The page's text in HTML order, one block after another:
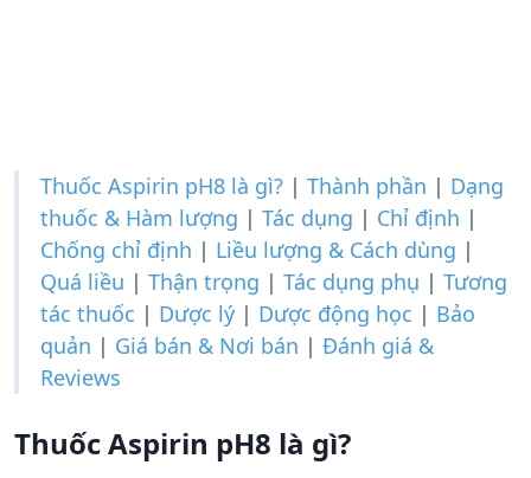
Thuốc Aspirin pH8 là gì? | Thành phần | Dạng
thuốc & Hàm lượng | Tác dụng | Chỉ định |
Chống chỉ định | Liều lượng & Cách dùng |
Quá liều | Thận trọng | Tác dụng phụ | Tương
tác thuốc | Dược lý | Dược động học | Bảo
quản | Giá bán & Nơi bán | Đánh giá &
Reviews
Thuốc Aspirin pH8 là gì?